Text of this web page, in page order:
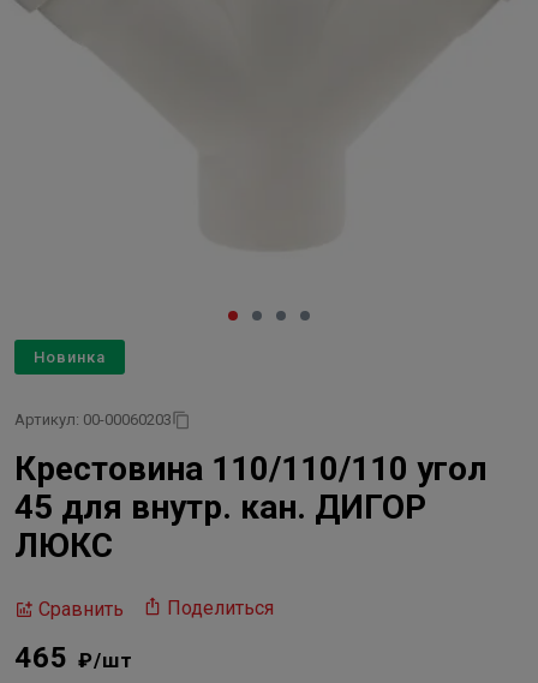
Новинка
Артикул: 00-00060203
Крестовина 110/110/110 угол
45 для внутр. кан. ДИГОР
ЛЮКС
Сравнить Поделиться
465 ₽/шт